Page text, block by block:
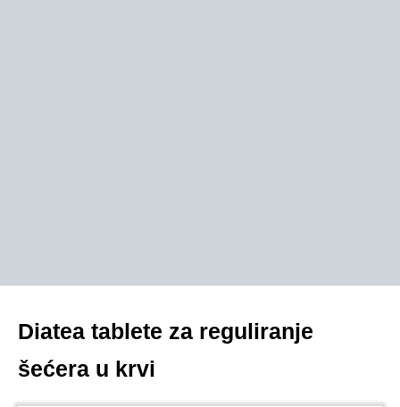
Diatea tablete za reguliranje
šećera u krvi